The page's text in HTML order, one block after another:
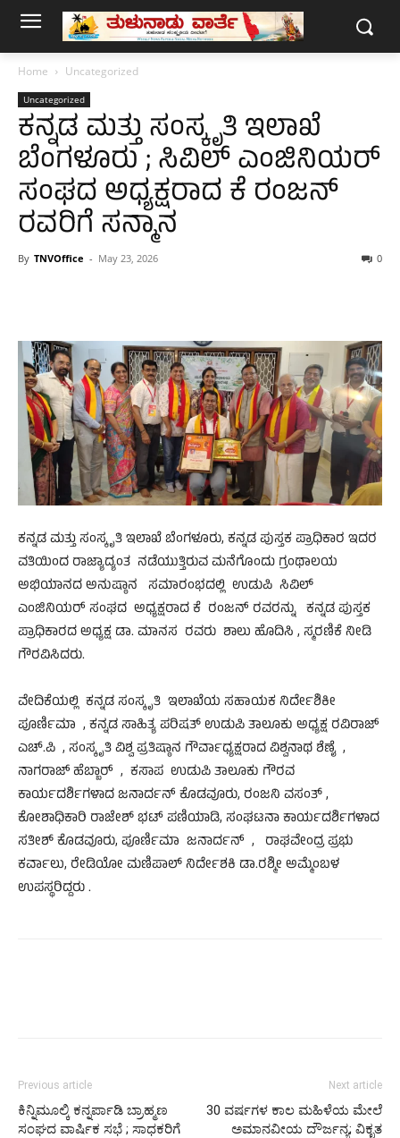
Home Uncategorized
Uncategorized
ಕನ್ನಡ ಮತ್ತು ಸಂಸ್ಕೃತಿ ಇಲಾಖೆ
ಬೆಂಗಳೂರು ; ಸಿವಿಲ್ ಎಂಜಿನಿಯರ್
ಸಂಘದ ಅಧ್ಯಕ್ಷರಾದ ಕೆ ರಂಜನ್
ರವರಿಗೆ ಸನ್ಮಾನ
By TNVOffice - May 23, 2026 0
ಕನ್ನಡ ಮತ್ತು ಸಂಸ್ಕೃತಿ ಇಲಾಖೆ ಬೆಂಗಳೂರು, ಕನ್ನಡ ಪುಸ್ತಕ ಪ್ರಾಧಿಕಾರ ಇದರ
ವತಿಯಿಂದ ರಾಜ್ಯಾದ್ಯಂತ ನಡೆಯುತ್ತಿರುವ ಮನೆಗೊಂದು ಗ್ರಂಥಾಲಯ
ಅಭಿಯಾನದ ಅನುಷ್ಠಾನ ಸಮಾರಂಭದಲ್ಲಿ ಉಡುಪಿ ಸಿವಿಲ್
ಎಂಜಿನಿಯರ್ ಸಂಘದ ಅಧ್ಯಕ್ಷರಾದ ಕೆ ರಂಜನ್ ರವರನ್ನು ಕನ್ನಡ ಪುಸ್ತಕ
ಪ್ರಾಧಿಕಾರದ ಅಧ್ಯಕ್ಷ ಡಾ. ಮಾನಸ ರವರು ಶಾಲು ಹೊದಿಸಿ , ಸ್ಮರಣಿಕೆ ನೀಡಿ
ಗೌರವಿಸಿದರು.
ವೇದಿಕೆಯಲ್ಲಿ ಕನ್ನಡ ಸಂಸ್ಕೃತಿ ಇಲಾಖೆಯ ಸಹಾಯಕ ನಿರ್ದೇಶಿಕೀ
ಪೂರ್ಣಿಮಾ , ಕನ್ನಡ ಸಾಹಿತ್ಯ ಪರಿಷತ್ ಉಡುಪಿ ತಾಲೂಕು ಅಧ್ಯಕ್ಷ ರವಿರಾಜ್
ಎಚ್.ಪಿ , ಸಂಸ್ಕೃತಿ ವಿಶ್ವ ಪ್ರತಿಷ್ಠಾನ ಗೌರ್ವಾಧ್ಯಕ್ಷರಾದ ವಿಶ್ವನಾಥ ಶೆಣೈ ,
ನಾಗರಾಜ್ ಹೆಬ್ಬಾರ್ , ಕಸಾಪ ಉಡುಪಿ ತಾಲೂಕು ಗೌರವ
ಕಾರ್ಯದರ್ಶಿಗಳಾದ ಜನಾದ೯ನ್ ಕೊಡವೂರು, ರಂಜನಿ ವಸಂತ್ ,
ಕೋಶಾಧಿಕಾರಿ ರಾಜೇಶ್ ಭಟ್ ಪಣಿಯಾಡಿ, ಸಂಘಟನಾ ಕಾರ್ಯದರ್ಶಿಗಳಾದ
ಸತೀಶ್ ಕೊಡವೂರು, ಪೂರ್ಣಿಮಾ ಜನಾದ೯ನ್ , ರಾಘವೇಂದ್ರ ಪ್ರಭು
ಕವಾ೯ಲು, ರೇಡಿಯೋ ಮಣಿಪಾಲ್ ನಿರ್ದೇಶಕಿ ಡಾ.ರಶ್ಮೀ ಅಮ್ಮೆಂಬಳ
ಉಪಸ್ಥರಿದ್ದರು .
Previous article
ಕಿನ್ನಿಮೂಲ್ಕಿ ಕನ್ನರ್ಪಾಡಿ ಬ್ರಾಹ್ಮಣ
ಸಂಘದ ವಾರ್ಷಿಕ ಸಭೆ ; ಸಾಧಕರಿಗೆ
Next article
30 ವರ್ಷಗಳ ಕಾಲ ಮಹಿಳೆಯ ಮೇಲೆ
ಅಮಾನವೀಯ ದೌರ್ಜನ್ಯ; ವಿಕೃತ